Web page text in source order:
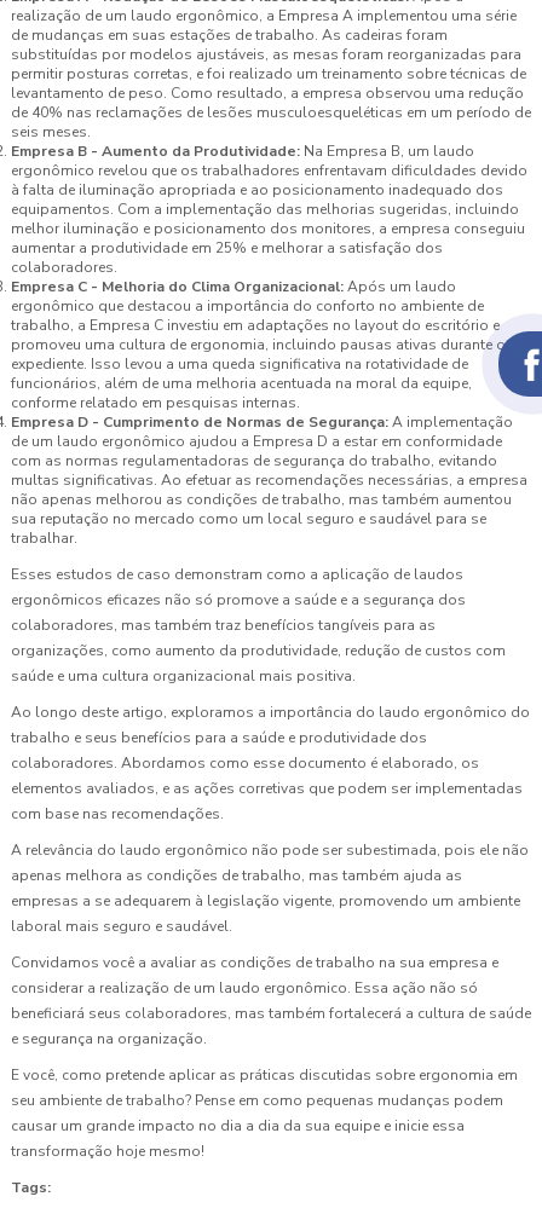
realização de um laudo ergonômico, a Empresa A implementou uma série
de mudanças em suas estações de trabalho. As cadeiras foram
substituídas por modelos ajustáveis, as mesas foram reorganizadas para
permitir posturas corretas, e foi realizado um treinamento sobre técnicas de
levantamento de peso. Como resultado, a empresa observou uma redução
de 40% nas reclamações de lesões musculoesqueléticas em um período de
seis meses.
Empresa B - Aumento da Produtividade: Na Empresa B, um laudo
ergonômico revelou que os trabalhadores enfrentavam dificuldades devido
à falta de iluminação apropriada e ao posicionamento inadequado dos
equipamentos. Com a implementação das melhorias sugeridas, incluindo
melhor iluminação e posicionamento dos monitores, a empresa conseguiu
aumentar a produtividade em 25% e melhorar a satisfação dos
colaboradores.
Empresa C - Melhoria do Clima Organizacional:Após um laudo
ergonômico que destacou a importância do conforto no ambiente de
trabalho, a Empresa C investiu em adaptações no layout do escritório e
promoveu uma cultura de ergonomia, incluindo pausas ativas durante o
expediente. Isso levou a uma queda significativa na rotatividade de
funcionários, além de uma melhoria acentuada na moral da equipe,
conforme relatado em pesquisas internas.
Empresa D - Cumprimento de Normas de Segurança:A implementação
de um laudo ergonômico ajudou a Empresa D a estar em conformidade
com as normas regulamentadoras de segurança do trabalho, evitando
multas significativas. Ao efetuar as recomendações necessárias, a empresa
não apenas melhorou as condições de trabalho, mas também aumentou
sua reputação no mercado como um local seguro e saudável para se
trabalhar.
Esses estudos de caso demonstram como a aplicação de laudos
ergonômicos eficazes não só promove a saúde e a segurança dos
colaboradores, mas também traz benefícios tangíveis para as
organizações, como aumento da produtividade, redução de custos com
saúde e uma cultura organizacional mais positiva.
Ao longo deste artigo, exploramos a importância do laudo ergonômico do
trabalho e seus benefícios para a saúde e produtividade dos
colaboradores. Abordamos como esse documento é elaborado, os
elementos avaliados, e as ações corretivas que podem ser implementadas
com base nas recomendações.
A relevância do laudo ergonômico não pode ser subestimada, pois ele não
apenas melhora as condições de trabalho, mas também ajuda as
empresas a se adequarem à legislação vigente, promovendo um ambiente
laboral mais seguro e saudável.
Convidamos você a avaliar as condições de trabalho na sua empresa e
considerar a realização de um laudo ergonômico. Essa ação não só
beneficiará seus colaboradores, mas também fortalecerá a cultura de saúde
e segurança na organização.
E você, como pretende aplicar as práticas discutidas sobre ergonomia em
seu ambiente de trabalho? Pense em como pequenas mudanças podem
causar um grande impacto no dia a dia da sua equipe e inicie essa
transformação hoje mesmo!
Tags: